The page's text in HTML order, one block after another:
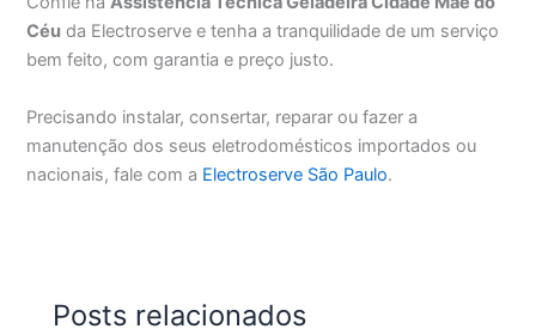
Céu da Electroserve e tenha a tranquilidade de um serviço
bem feito, com garantia e preço justo.
Precisando instalar, consertar, reparar ou fazer a
manutenção dos seus eletrodomésticos importados ou
nacionais, fale com a Electroserve São Paulo.
Posts relacionados